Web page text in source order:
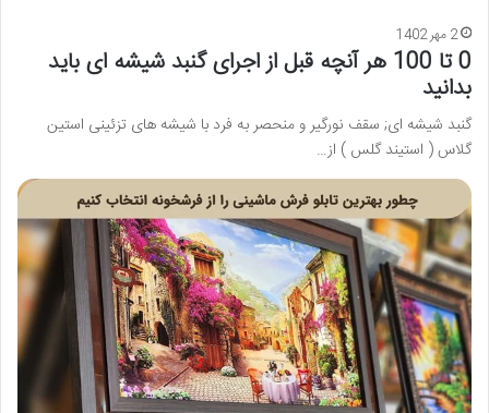
2 مهر 1402
0 تا 100 هر آنچه قبل از اجرای گنبد شیشه ای باید
بدانید
گنبد شیشه ای; سقف نورگیر و منحصر به فرد با شیشه های تزئینی استین
گلاس ( استیند گلس ) از…